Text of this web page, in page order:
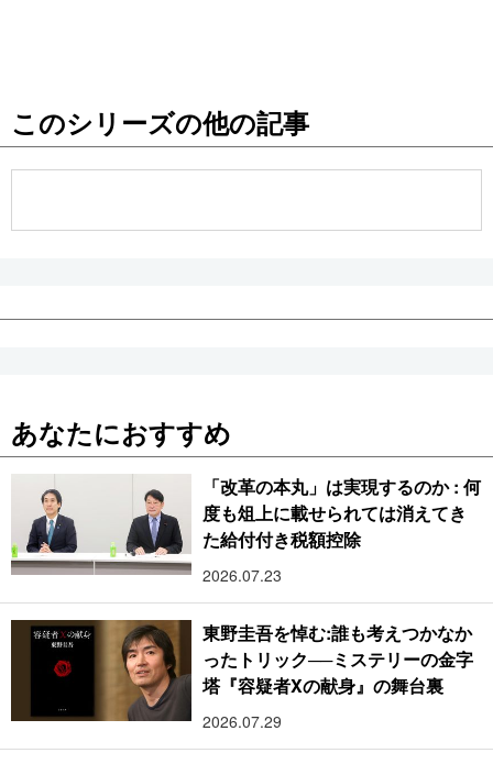
このシリーズの他の記事
あなたにおすすめ
「改革の本丸」は実現するのか : 何
度も俎上に載せられては消えてき
た給付付き税額控除
2026.07.23
東野圭吾を悼む:誰も考えつかなか
ったトリック──ミステリーの金字
塔『容疑者Xの献身』の舞台裏
2026.07.29